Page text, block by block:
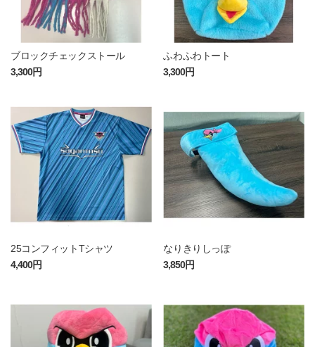
ブロックチェックストール
3,300円
ふわふわトート
3,300円
25コンフィットTシャツ
4,400円
なりきりしっぽ
3,850円